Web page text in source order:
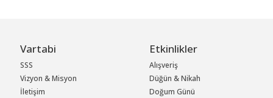
Vartabi
SSS
Vizyon & Misyon
İletişim
Etkinlikler
Alışveriş
Düğün & Nikah
Doğum Günü